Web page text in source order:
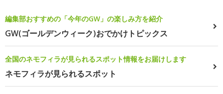
編集部おすすめの「今年のGW」の楽しみ方を紹介
GW(ゴールデンウィーク)おでかけトピックス
全国のネモフィラが見られるスポット情報をお届けします
ネモフィラが見られるスポット